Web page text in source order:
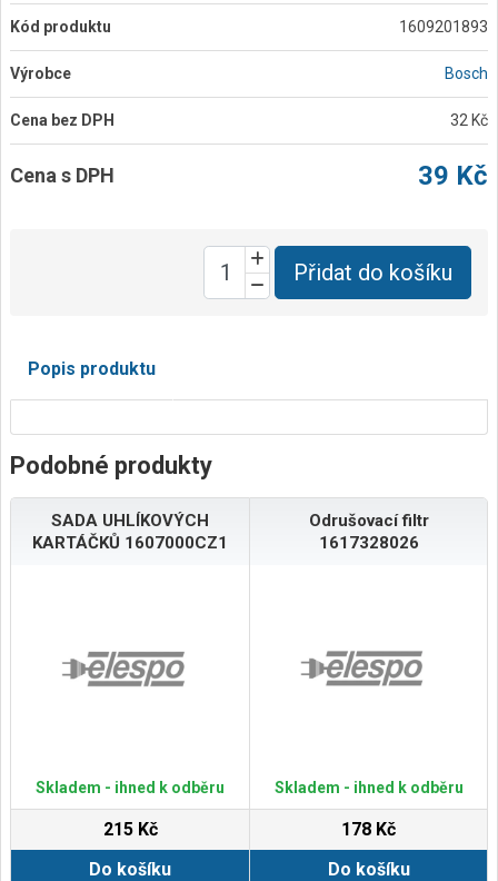
Kód produktu 1609201893
Výrobce Bosch
Cena bez DPH 32 Kč
Cena s DPH 39 Kč
Přidat do košíku
Popis produktu
Podobné produkty
SADA UHLÍKOVÝCH
KARTÁČKŮ 1607000CZ1
Skladem - ihned k odběru
215 Kč
Do košíku
Odrušovací filtr
1617328026
Skladem - ihned k odběru
178 Kč
Do košíku